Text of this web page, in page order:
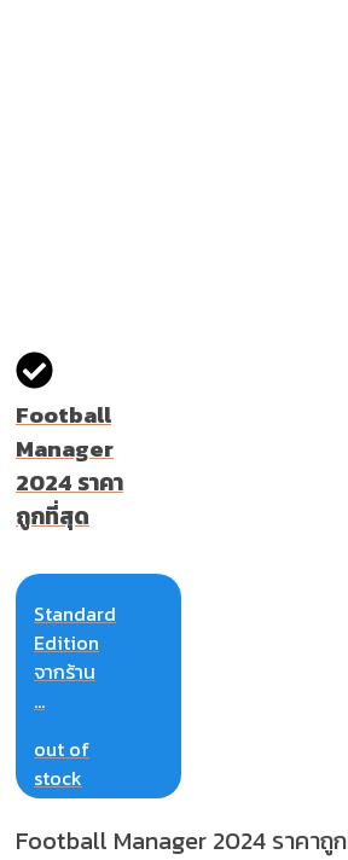
Football
Manager
2024 ราคา
ถูกที่สุด
Standard
Edition
จากร้าน
...
out of
stock
Football Manager 2024 ราคาถู